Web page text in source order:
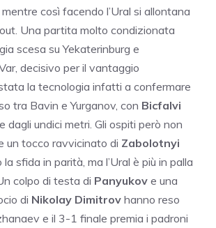
mentre così facendo l’Ural si allontana
Una partita molto condizionata
scesa su Yekaterinburg e
decisivo per il vantaggio
la tecnologia infatti a confermare
tra Bavin e Yurganov, con Bicfalvi
dagli undici metri. Gli ospiti però non
un tocco ravvicinato di Zabolotnyi
sfida in parità, ma l’Ural è più in palla
colpo di testa di Panyukov e una
di Nikolay Dimitrov hanno reso
e il 3-1 finale premia i padroni